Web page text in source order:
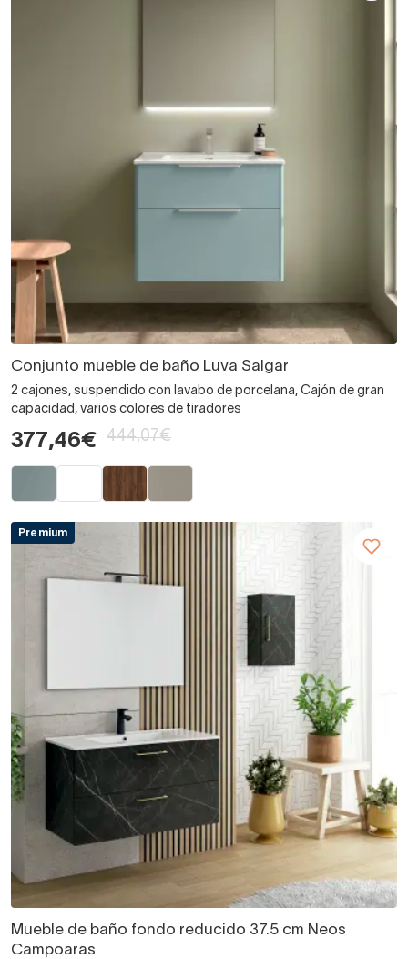
Conjunto mueble de baño Luva Salgar
2 cajones, suspendido con lavabo de porcelana, Cajón de gran
capacidad, varios colores de tiradores
377,46€ 444,07€
Premium
Mueble de baño fondo reducido 37.5 cm Neos
Campoaras